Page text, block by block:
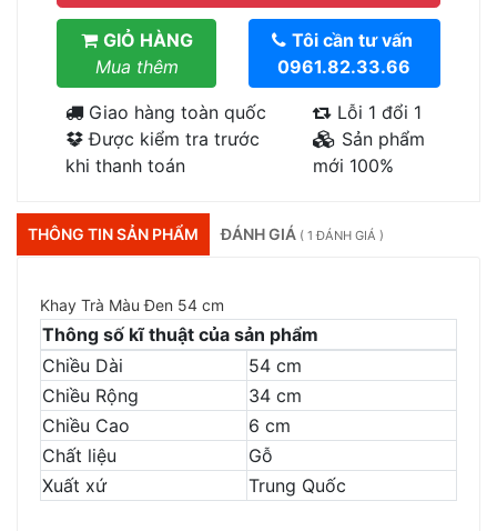
GIỎ HÀNG
Mua thêm
Tôi cần tư vấn
0961.82.33.66
Giao hàng toàn quốc
Được kiểm tra trước
khi thanh toán
Lỗi 1 đổi 1
Sản phẩm
mới 100%
THÔNG TIN SẢN PHẨM ĐÁNH GIÁ ( 1 ĐÁNH GIÁ )
Khay Trà Màu Đen 54 cm
Thông số kĩ thuật của sản phẩm
Chiều Dài
54 cm
Chiều Rộng
34 cm
Chiều Cao
6 cm
Chất liệu
Gỗ
Xuất xứ
Trung Quốc